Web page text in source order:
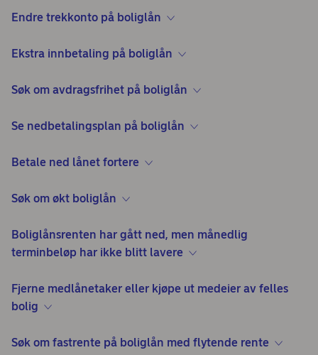
Endre trekkonto på boliglån
Ekstra innbetaling på boliglån
Søk om avdragsfrihet på boliglån
Se nedbetalingsplan på boliglån
Betale ned lånet fortere
Søk om økt boliglån
Boliglånsrenten har gått ned, men månedlig
terminbeløp har ikke blitt lavere
Fjerne medlånetaker eller kjøpe ut medeier av felles
bolig
Søk om fastrente på boliglån med flytende rente